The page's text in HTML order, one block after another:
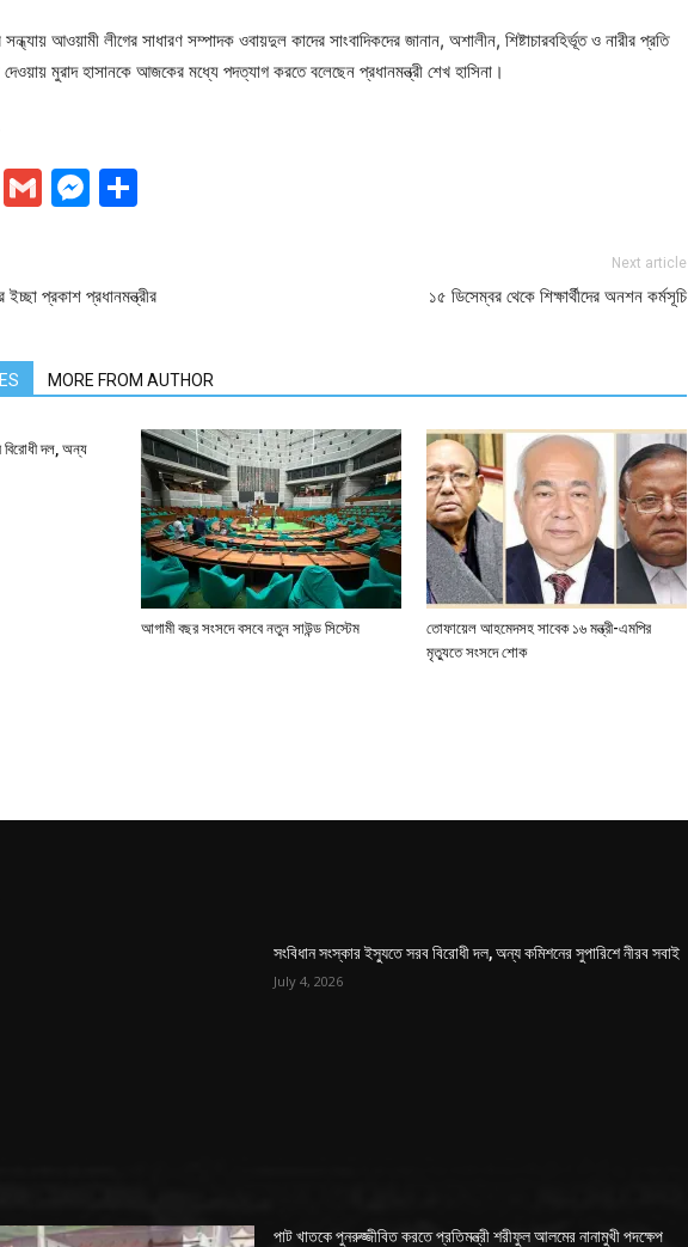
আওয়ামী লীগের সাধারণ সম্পাদক ওবায়দুল কাদের সাংবাদিকদের জানান, অশালীন, শিষ্টাচারবহির্ভূত ও নারীর প্রতি
মুরাদ হাসানকে আজকের মধ্যে পদত্যাগ করতে বলেছেন প্রধানমন্ত্রী শেখ হাসিনা।
WhatsApp
GmailMessenger
ইচ্ছা প্রকাশ প্রধানমন্ত্রীর
Next article
১৫ ডিসেম্বর থেকে শিক্ষার্থীদের অনশন কর্মসূচি
MORE FROM AUTHOR
বিরোধী দল, অন্য
আগামী বছর সংসদে বসবে নতুন সাউন্ড সিস্টেম
তোফায়েল আহমেদসহ সাবেক ১৬ মন্ত্রী-এমপির
মৃত্যুতে সংসদে শোক
সংবিধান সংস্কার ইস্যুতে সরব বিরোধী দল, অন্য কমিশনের সুপারিশে নীরব সবাই
July 4, 2026
পাট খাতকে পুনরুজ্জীবিত করতে প্রতিমন্ত্রী শরীফুল আলমের নানামুখী পদক্ষেপ